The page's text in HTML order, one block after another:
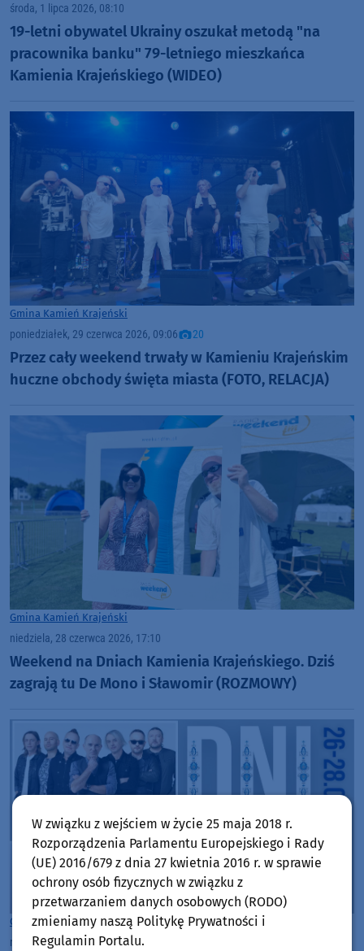
środa, 1 lipca 2026, 08:10
19-letni obywatel Ukrainy oszukał metodą "na
pracownika banku" 79-letniego mieszkańca
Kamienia Krajeńskiego (WIDEO)
Gmina Kamień Krajeński
poniedziałek, 29 czerwca 2026, 09:06 20
Przez cały weekend trwały w Kamieniu Krajeńskim
huczne obchody święta miasta (FOTO, RELACJA)
Gmina Kamień Krajeński
niedziela, 28 czerwca 2026, 17:10
Weekend na Dniach Kamienia Krajeńskiego. Dziś
zagrają tu De Mono i Sławomir (ROZMOWY)
Gmina Kamień Krajeński
niedziela, 28 czerwca 2026, 08:27
W związku z wejściem w życie 25 maja 2018 r.
Rozporządzenia Parlamentu Europejskiego i Rady
(UE) 2016/679 z dnia 27 kwietnia 2016 r. w sprawie
ochrony osób fizycznych w związku z
przetwarzaniem danych osobowych (RODO)
zmieniamy naszą Politykę Prywatności i
Regulamin Portalu.